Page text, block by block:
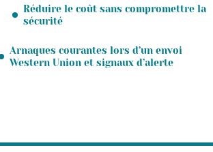
Réduire le coût sans compromettre la
sécurité
Arnaques courantes lors d’un envoi
Western Union et signaux d’alerte